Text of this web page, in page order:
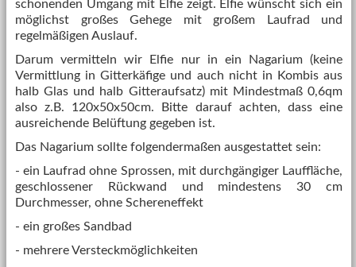
schonenden Umgang mit Elfie zeigt. Elfie wünscht sich ein
möglichst großes Gehege mit großem Laufrad und
regelmäßigen Auslauf.
Darum vermitteln wir Elfie nur in ein Nagarium (keine
Vermittlung in Gitterkäfige und auch nicht in Kombis aus
halb Glas und halb Gitteraufsatz) mit Mindestmaß 0,6qm
also z.B. 120x50x50cm. Bitte darauf achten, dass eine
ausreichende Belüftung gegeben ist.
Das Nagarium sollte folgendermaßen ausgestattet sein:
- ein Laufrad ohne Sprossen, mit durchgängiger Lauffläche,
geschlossener Rückwand und mindestens 30 cm
Durchmesser, ohne Schereneffekt
- ein großes Sandbad
- mehrere Versteckmöglichkeiten